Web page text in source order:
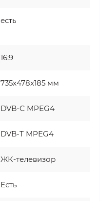
есть
16:9
735x478x185 мм
DVB-C MPEG4
DVB-T MPEG4
ЖК-телевизор
Есть